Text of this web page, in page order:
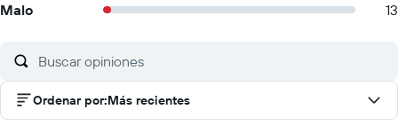
Malo
13
Ordenar por:Más recientes